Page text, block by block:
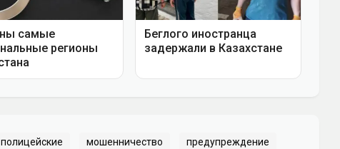
полицейские мошенничество предупреждение